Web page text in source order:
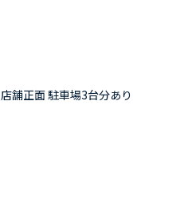
店舗正面 駐車場3台分あり